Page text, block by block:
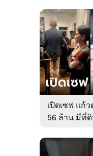
เปิดเซฟ แ
56 ล้าน มีที่